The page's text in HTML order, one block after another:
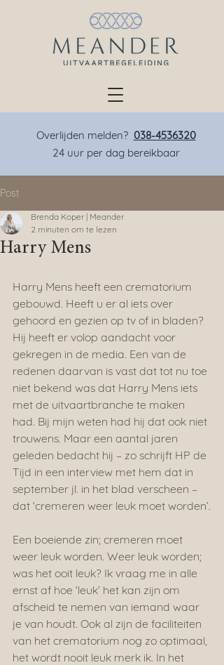
Overlijden melden? 038-4536320
24 uur per dag bereikbaar
Post
Harry Mens
Brenda Koper | Meander
2 minuten om te lezen
Harry Mens heeft een crematorium
gebouwd. Heeft u er al iets over
gehoord en gezien op tv of in bladen?
Hij heeft er volop aandacht voor
gekregen in de media. Een van de
redenen daarvan is vast dat tot nu toe
niet bekend was dat Harry Mens iets
met de uitvaartbranche te maken
had. Bij mijn weten had hij dat ook niet
trouwens. Maar een aantal jaren
geleden bedacht hij – zo schrijft HP de
Tijd in een interview met hem dat in
september jl. in het blad verscheen –
dat ‘cremeren weer leuk moet worden’.
Een boeiende zin; cremeren moet
weer leuk worden. Weer leuk worden;
was het ooit leuk? Ik vraag me in alle
ernst af hoe ‘leuk’ het kan zijn om
afscheid te nemen van iemand waar
je van houdt. Ook al zijn de faciliteiten
van het crematorium nog zo optimaal,
het wordt nooit leuk merk ik. In het